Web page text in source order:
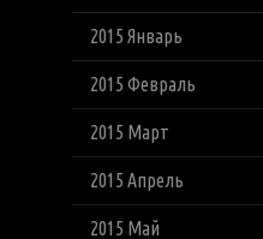
2015 Январь
2015 Февраль
2015 Март
2015 Апрель
2015 Май